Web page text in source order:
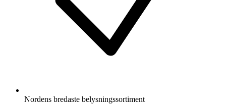
Nordens bredaste belysningssortiment